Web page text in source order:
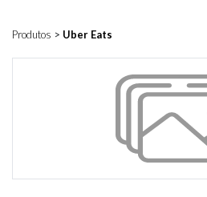
Produtos > Uber Eats